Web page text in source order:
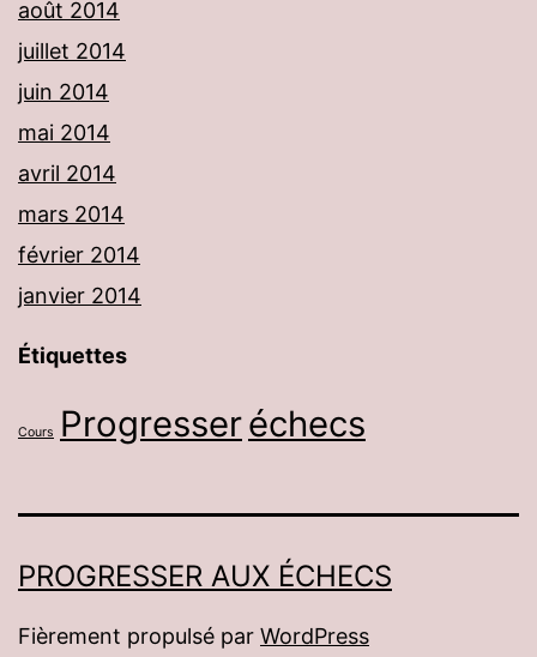
août 2014
juillet 2014
juin 2014
mai 2014
avril 2014
mars 2014
février 2014
janvier 2014
Étiquettes
Cours Progresseréchecs
PROGRESSER AUX ÉCHECS
Fièrement propulsé par WordPress